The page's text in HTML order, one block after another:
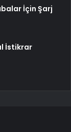
İçin Şarj
İstikrar